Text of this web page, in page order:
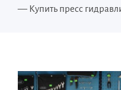
— Купить пресс